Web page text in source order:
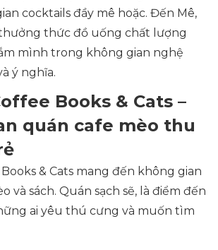
cocktails đầy mê hoặc. Đến Mê,
thức đồ uống chất lượng
mình trong không gian nghệ
ý nghĩa.
Books & Cats –
quán cafe mèo thu
& Cats mang đến không gian
và sách. Quán sạch sẽ, là điểm đến
ai yêu thú cưng và muốn tìm